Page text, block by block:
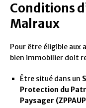
Conditions
Malraux
Pour être éligible aux
bien immobilier doit
Être situé dans un
Protection du
Paysager